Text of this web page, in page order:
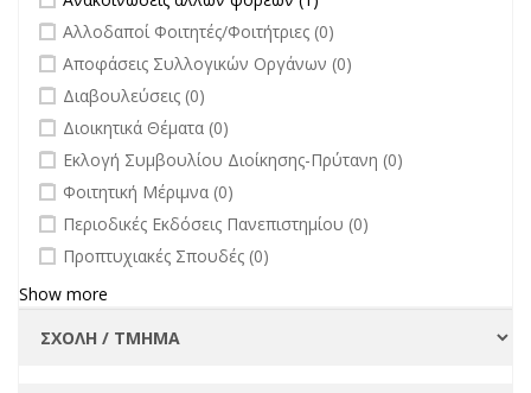
undefined
Αλλοδαποί Φοιτητές/Φοιτήτριες (0)
undefined
Αποφάσεις Συλλογικών Οργάνων (0)
undefined
Διαβουλεύσεις (0)
undefined
Διοικητικά Θέματα (0)
undefined
Εκλογή Συμβουλίου Διοίκησης-Πρύτανη (0)
undefined
Φοιτητική Μέριμνα (0)
undefined
Περιοδικές Εκδόσεις Πανεπιστημίου (0)
undefined
Προπτυχιακές Σπουδές (0)
Show more